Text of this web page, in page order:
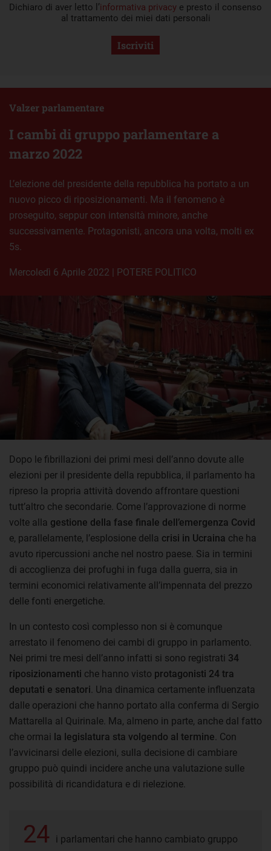
Dichiaro di aver letto l’informativa privacy e presto il consenso
al trattamento dei miei dati personali
Iscriviti
I cambi di gruppo parlamentare a
marzo 2022
Valzer parlamentare
L’elezione del presidente della repubblica ha portato a un
nuovo picco di riposizionamenti. Ma il fenomeno è
proseguito, seppur con intensità minore, anche
successivamente. Protagonisti, ancora una volta, molti ex
5s.
mercoledì 6 Aprile 2022 POTERE POLITICO
Dopo le fibrillazioni dei primi mesi dell’anno dovute alle
elezioni per il presidente della repubblica, il parlamento ha
ripreso la propria attività dovendo affrontare questioni
tutt’altro che secondarie. Come l’approvazione di norme
volte alla gestione della fase finale dell’emergenza Covid
e, parallelamente, l’esplosione della crisi in Ucraina che ha
avuto ripercussioni anche nel nostro paese. Sia in termini
di accoglienza dei profughi in fuga dalla guerra, sia in
termini economici relativamente all’impennata del prezzo
delle fonti energetiche.
In un contesto così complesso non si è comunque
arrestato il fenomeno dei cambi di gruppo in parlamento.
Nei primi tre mesi dell’anno infatti si sono registrati 34
riposizionamenti che hanno visto protagonisti 24 tra
deputati e senatori. Una dinamica certamente influenzata
dalle operazioni che hanno portato alla conferma di Sergio
Mattarella al Quirinale. Ma, almeno in parte, anche dal fatto
che ormai la legislatura sta volgendo al termine. Con
l’avvicinarsi delle elezioni, sulla decisione di cambiare
gruppo può quindi incidere anche una valutazione sulle
possibilità di ricandidatura e di rielezione.
24
i parlamentari che hanno cambiato gruppo